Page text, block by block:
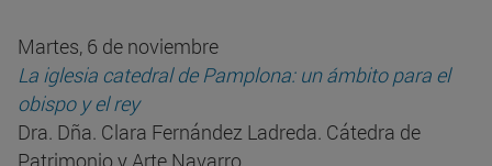
Martes, 6 de noviembre
La iglesia catedral de Pamplona: un ámbito para el
obispo y el rey
Dra. Dña. Clara Fernández Ladreda. Cátedra de
Patrimonio y Arte Navarro